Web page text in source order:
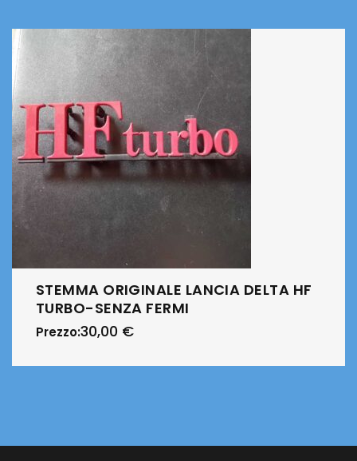
STEMMA ORIGINALE LANCIA DELTA HF
TURBO-SENZA FERMI
Prezzo:30,00 €